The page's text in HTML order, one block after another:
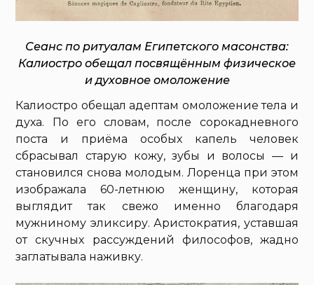
Сеанс по ритуалам Египетского масонства:
Калиостро обещал посвящённым физическое
и духовное омоложение
Калиостро обещал адептам омоложение тела и
духа. По его словам, после сорокадневного
поста и приёма особых капель человек
сбрасывал старую кожу, зубы и волосы — и
становился снова молодым. Лоренца при этом
изображала 60-летнюю женщину, которая
выглядит так свежо именно благодаря
мужниному эликсиру. Аристократия, уставшая
от скучных рассуждений философов, жадно
заглатывала наживку.